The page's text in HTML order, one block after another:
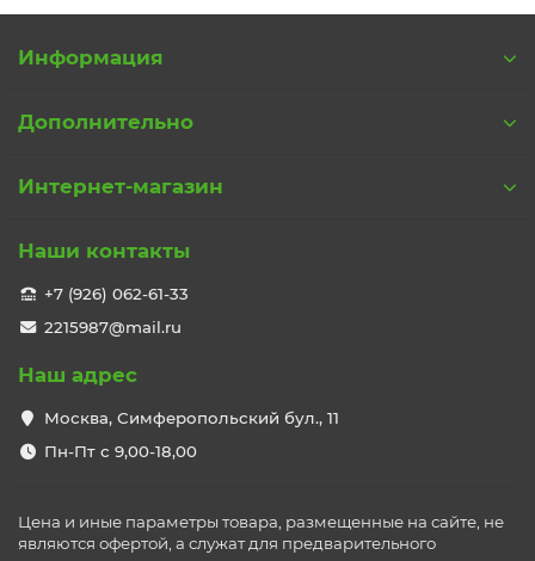
Информация
Дополнительно
Интернет-магазин
Наши контакты
+7 (926) 062-61-33
2215987@mail.ru
Наш адрес
Москва, Симферопольский бул., 11
Пн-Пт с 9,00-18,00
Цена и иные параметры товара, размещенные на сайте, не
являются офертой, а служат для предварительного